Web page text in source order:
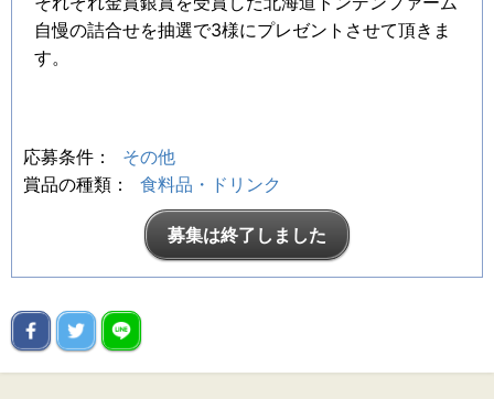
自慢の詰合せを抽選で3様にプレゼントさせて頂きま
す。
応募条件：
その他
賞品の種類：
食料品・ドリンク
募集は終了しました